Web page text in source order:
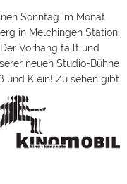
Sonntag im Monat
in Melchingen Station.
Vorhang fällt und
neuen Studio-Bühne
und Klein! Zu sehen gibt